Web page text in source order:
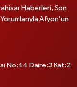
Haberleri, Son
Afyon'un
No:44 Daire:3 Kat:2